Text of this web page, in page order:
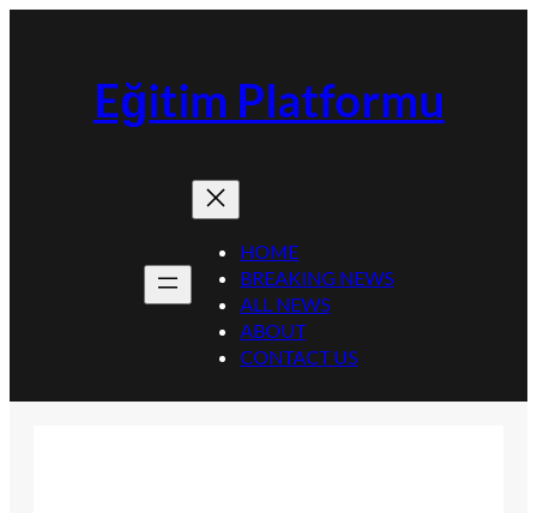
Eğitim Platformu
HOME
BREAKING NEWS
ALL NEWS
ABOUT
CONTACT US